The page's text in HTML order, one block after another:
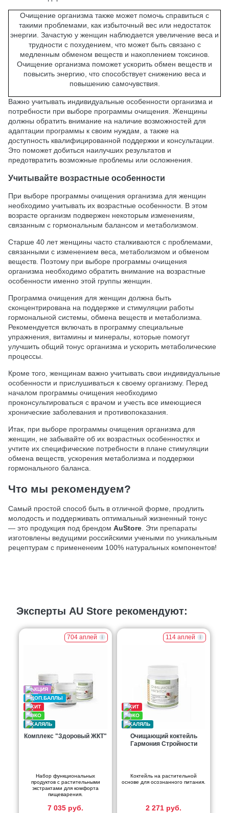
Очищение организма также может помочь справиться с
такими проблемами, как избыточный вес или недостаток
энергии. Зачастую у женщин наблюдается увеличение веса и
трудности с похудением, что может быть связано с
медленным обменом веществ и накоплением токсинов.
Очищение организма поможет ускорить обмен веществ и
повысить энергию, что способствует снижению веса и
повышению самочувствия.
Важно учитывать индивидуальные особенности организма и
потребности при выборе программы очищения. Женщины
должны обратить внимание на наличие возможностей для
адаптации программы к своим нуждам, а также на
доступность квалифицированной поддержки и консультации.
Это поможет добиться наилучших результатов и
предотвратить возможные проблемы или осложнения.
Учитывайте возрастные особенности
При выборе программы очищения организма для женщин
необходимо учитывать их возрастные особенности. В этом
возрасте организм подвержен некоторым изменениям,
связанным с гормональным балансом и метаболизмом.
Старше 40 лет женщины часто сталкиваются с проблемами,
связанными с изменением веса, метаболизмом и обменом
веществ. Поэтому при выборе программы очищения
организма необходимо обратить внимание на возрастные
особенности именно этой группы женщин.
Программа очищения для женщин должна быть
сконцентрирована на поддержке и стимуляции работы
гормональной системы, обмена веществ и метаболизма.
Рекомендуется включать в программу специальные
упражнения, витамины и минералы, которые помогут
улучшить общий тонус организма и ускорить метаболические
процессы.
Кроме того, женщинам важно учитывать свои индивидуальные
особенности и прислушиваться к своему организму. Перед
началом программы очищения необходимо
проконсультироваться с врачом и учесть все имеющиеся
хронические заболевания и противопоказания.
Итак, при выборе программы очищения организма для
женщин, не забывайте об их возрастных особенностях и
учтите их специфические потребности в плане стимуляции
обмена веществ, ускорения метаболизма и поддержки
гормонального баланса.
Что мы рекомендуем?
Самый простой способ быть в отличной форме, продлить
молодость и поддерживать оптимальный жизненный тонус
— это продукция под брендом AuStore. Эти препараты
изготовлены ведущими российскими учеными по уникальным
рецептурам с примененеим 100% натуральных компонентов!
Эксперты AU Store рекомендуют:
704 аплей
Комплекс "Здоровый ЖКТ"
Набор функциональных
продуктов с растительными
экстрактами для комфорта
пищеварения.
7 035 руб.
114 аплей
Очищающий коктейль
Гармония Стройности
Коктейль на растительной
основе для осознанного питания.
2 271 руб.